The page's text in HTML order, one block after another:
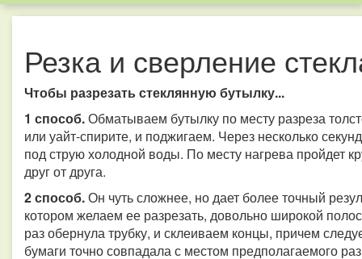
Резка и сверление
Чтобы разрезать стеклянную бутылку...
1 способ.Обматываем бутылку по месту разреза
или уайт-спирите, и поджигаем. Через несколько
под струю холодной воды. По месту нагрева пройдет
друг от друга.
2 способ.Он чуть сложнее, но дает более точный
котором желаем ее разрезать, довольно широкой
раз обернула трубку, и склеиваем концы, причем
бумаги точно совпадала с местом предполагаемого